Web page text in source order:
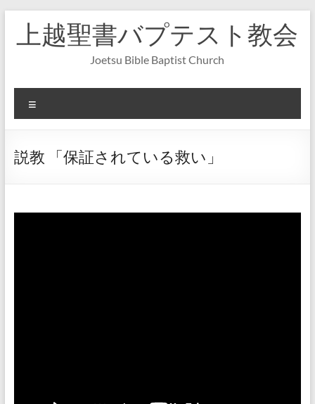
へ
上越聖書バプテスト教会
Joetsu Bible Baptist Church
ニ
ー
説教 「保証されている救い」